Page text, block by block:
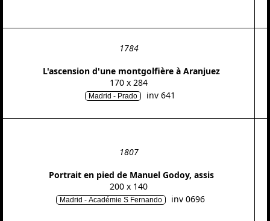
1784
L'ascension d'une montgolfière à Aranjuez
170 x 284
Madrid - Prado inv 641
1807
Portrait en pied de Manuel Godoy, assis
200 x 140
Madrid - Académie S Fernando inv 0696